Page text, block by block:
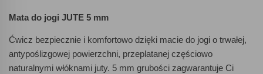
Mata do jogi JUTE 5 mm
Ćwicz bezpiecznie i komfortowo dzięki macie do jogi o trwałej,
antypoślizgowej powierzchni, przeplatanej częściowo
naturalnymi włóknami juty. 5 mm grubości zagwarantuje Ci